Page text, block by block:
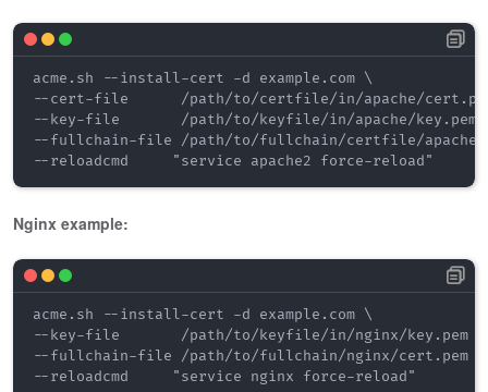
acme.sh --install-cert -d example.com \
--cert-file      /path/to/certfile/in/apache/
--key-file       /path/to/keyfile/in/apache/
--fullchain-file /path/to/fullchain/certfile/apache/
--reloadcmd     "service apache2 force-reload"
Nginx example:
acme.sh --install-cert -d example.com \
--key-file       /path/to/keyfile/in/nginx/key.pem
--fullchain-file /path/to/fullchain/nginx/cert.pem \
--reloadcmd     "service nginx force-reload"